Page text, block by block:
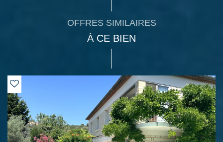
OFFRES SIMILAIRES
À CE BIEN